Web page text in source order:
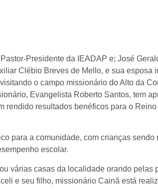
Presidente da IEADAP e; José
Clébio Breves de Mello, e sua esposa
o campo missionário do Alto da
Evangelista Roberto Santos, tem
rendido resultados benéficos para o
para a comunidade, com crianças sendo
escolar.
várias casas da localidade orando pelas
e seu filho, missionário Cainã está